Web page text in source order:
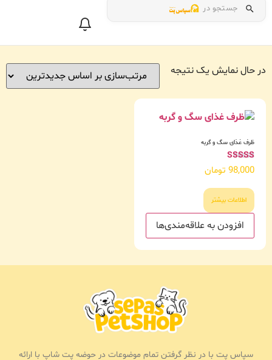
جستجو در
در حال نمایش یک نتیجه
ظرف غذای سگ و گربه
امتیاز
5.00
98,000 تومان
اطلاعات بیشتر
افزودن به علاقه‌مندی‌ها
سپاس پت با در نظر گرفتن تمام موضوعات در حوضه پت شاپ با ارائه